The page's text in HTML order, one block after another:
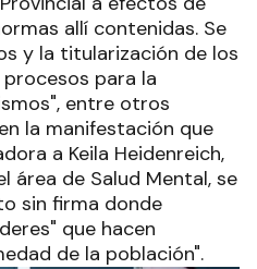
allí contenidas. Se
y la titularización de los
para la
entre otros
la manifestación que
a Keila Heidenreich,
de Salud Mental, se
sin firma donde
que hacen
de la población".